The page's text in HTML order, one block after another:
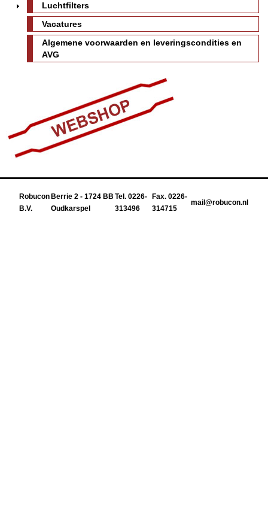
Luchtfilters
Vacatures
Algemene voorwaarden en leveringscondities en
AVG
Robucon
B.V.
Berrie 2 - 1724 BB
Oudkarspel
Tel. 0226-
313496
Fax. 0226-
314715
mail@robucon.nl